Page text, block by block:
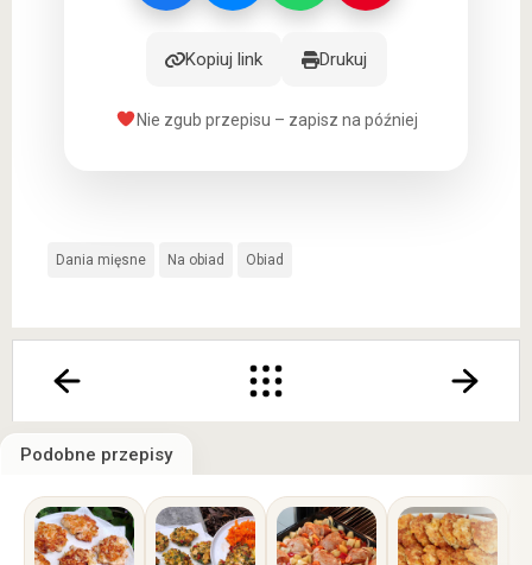
Kopiuj link Drukuj
Nie zgub przepisu – zapisz na później
Dania mięsne Na obiad Obiad
Podobne przepisy